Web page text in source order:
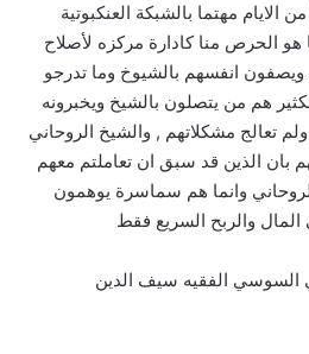
الايام مهتما بالشبكة العنكبوتية
الحرص منا كادارة مركزه لأصلاح
انفسهم بالشيوخ وما تدرجو
هم من يتصلون بالشيخ ويخبرونه
تعالج مشكلاتهم , والشيخ الروحاني
الذين قد سبق ان تعاملتم معهم
وانما هم سماسرة يوهمون
والربح السريع فقط
السوسي الفقيه سيف الدين